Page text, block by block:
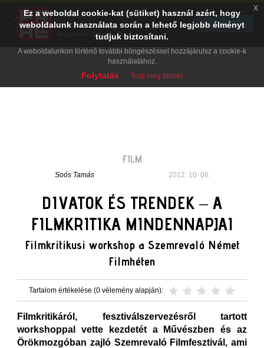
FILM
Soós Tamás 2012. 10. 06.
DIVATOK ÉS TRENDEK – A
FILMKRITIKA MINDENNAPJAI
Filmkritikusi workshop a Szemrevaló Német
Filmhéten
Tartalom értékelése (0 vélemény alapján):
Filmkritikáról, fesztiválszervezésről tartott
workshoppal vette kezdetét a Művészben és az
Örökmozgóban zajló Szemrevaló Filmfesztivál, ami
Ez a weboldal cookie-kat (sütiket) használ azért, hogy
weboldalunk használata során a lehető legjobb élményt
tudjuk biztosítani.
A weboldalunkon történő további böngészéssel hozzájárulsz a cookie-k
használatához.
Folytatás Tudj meg többet
x
PRAE.HU
Digital Evolution
Ingyenes - Google Play
TELEPÍTÉS